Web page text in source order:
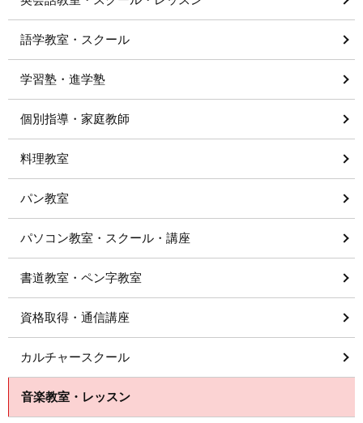
語学教室・スクール
学習塾・進学塾
個別指導・家庭教師
料理教室
パン教室
パソコン教室・スクール・講座
書道教室・ペン字教室
資格取得・通信講座
カルチャースクール
音楽教室・レッスン